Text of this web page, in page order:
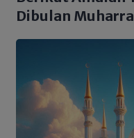
Dibulan